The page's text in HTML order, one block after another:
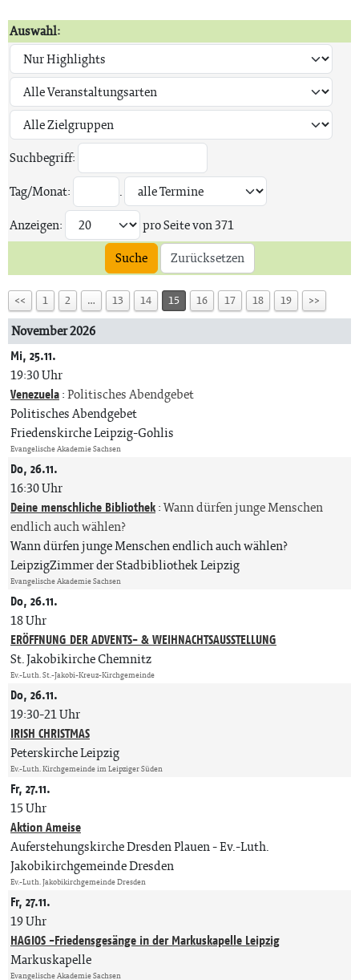
Auswahl:
Suchbegriff:
Tag/Monat:
.
Anzeigen:
pro Seite von371
Suche
Zurücksetzen
<< 1 2 … 13 14 15 16 17 18 19 >>
November 2026
Mi, 25.11.
19:30 Uhr
Venezuela:Politisches Abendgebet
Politisches Abendgebet
Friedenskirche Leipzig-Gohlis
Evangelische Akademie Sachsen
Do, 26.11.
16:30 Uhr
Deine menschliche Bibliothek:Wann dürfen junge Menschen
endlich auch wählen?
Wann dürfen junge Menschen endlich auch wählen?
LeipzigZimmer der Stadbibliothek Leipzig
Evangelische Akademie Sachsen
Do, 26.11.
18 Uhr
ERÖFFNUNG DER ADVENTS- & WEIHNACHTSAUSSTELLUNG
St. Jakobikirche Chemnitz
Ev.-Luth. St.-Jakobi-Kreuz-Kirchgemeinde
Do, 26.11.
19:30-21 Uhr
IRISH CHRISTMAS
Peterskirche Leipzig
Ev.-Luth. Kirchgemeinde im Leipziger Süden
Fr, 27.11.
15 Uhr
Aktion Ameise
Auferstehungskirche Dresden Plauen Ev.-Luth.
Jakobikirchgemeinde Dresden
Ev.-Luth. Jakobikirchgemeinde Dresden
Fr, 27.11.
19 Uhr
HAGIOS -Friedensgesänge in der Markuskapelle Leipzig
Markuskapelle
Evangelische Akademie Sachsen